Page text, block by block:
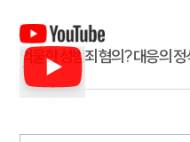
억울한 성범죄 혐의? 대응의 정